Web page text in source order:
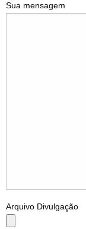
Sua mensagem
Arquivo Divulgação